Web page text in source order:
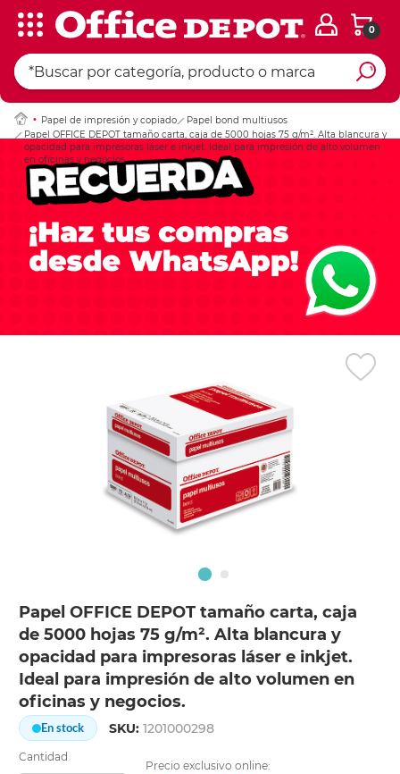
0
Papel de impresión y copiado
Papel bond multiusos
Papel OFFICE DEPOT tamaño carta, caja de 5000 hojas 75 g/m². Alta blancura y
opacidad para impresoras láser e inkjet. Ideal para impresión de alto volumen
en oficinas y negocios.
Papel OFFICE DEPOT tamaño carta, caja
de 5000 hojas 75 g/m². Alta blancura y
opacidad para impresoras láser e inkjet.
Ideal para impresión de alto volumen en
oficinas y negocios.
En stock SKU:1201000298
Cantidad
Precio exclusivo online:
Ingresar Codigo